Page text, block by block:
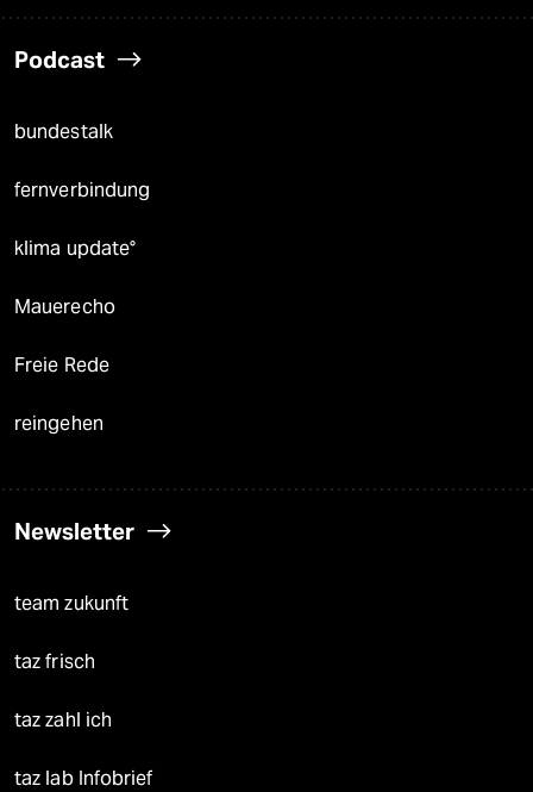
Podcast
bundestalk
fernverbindung
klima update°
Mauerecho
Freie Rede
reingehen
Newsletter
team zukunft
taz frisch
taz zahl ich
taz lab Infobrief